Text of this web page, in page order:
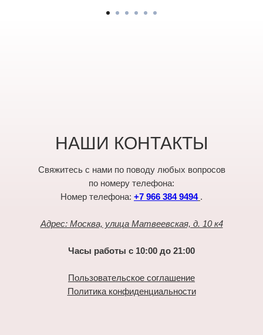
НАШИ КОНТАКТЫ
Свяжитесь с нами по поводу любых вопросов
по номеру телефона:
Номер телефона: +7 966 384 9494 .
Адрес: Москва, улица Матвеевская, д. 10 к4
Часы работы с 10:00 до 21:00
Пользовательское соглашение
Политика конфиденциальности